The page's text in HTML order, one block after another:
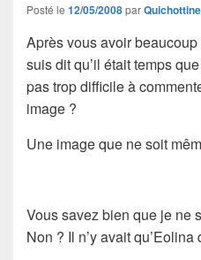
Posté le 12/05/2008parQuichottine
Après vous avoir
suis dit qu’il était temps
pas trop difficile à
image ?
Une image que ne soit
Vous savez bien que je ne
Non ? Il n’y avait